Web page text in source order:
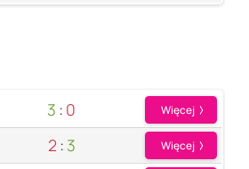
3 : 0 Więcej
2 : 3 Więcej